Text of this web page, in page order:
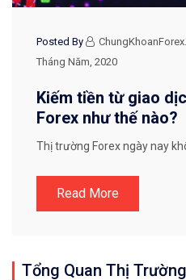
Posted By
Tháng Năm, 2020
Kiếm tiền từ giao
Forex như thế nào?
Thị trường Forex ngày nay
Read More
Tổng Quan Thị